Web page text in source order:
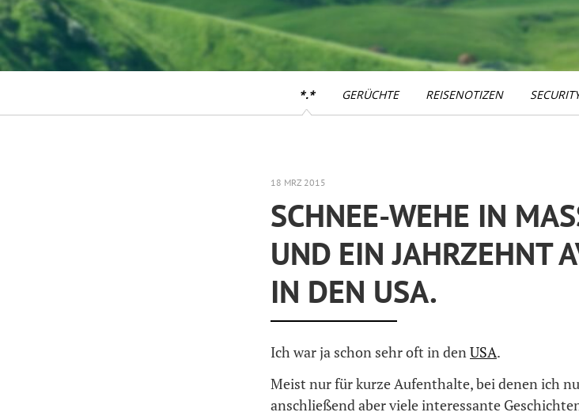
*.* GERÜCHTE REISENOTIZEN
18 MRZ 2015
SCHNEE-WEHE IN
UND EIN JAHRZEHNT
IN DEN USA.
Ich war ja schon sehr oft in denUSA.
Meist nur für kurze Aufenthalte, bei denen ich
anschließend aber viele interessante